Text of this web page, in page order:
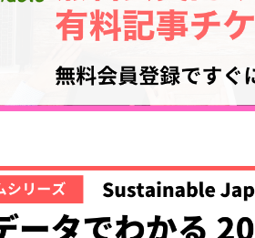
ログイン
会員登録